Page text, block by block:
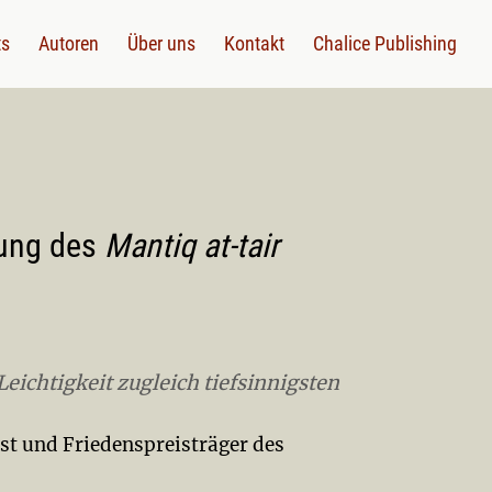
Autoren Über uns Kontakt Chalice Publishing
des Mantiq at-tair
zugleich tiefsinnigsten
Friedenspreisträger des